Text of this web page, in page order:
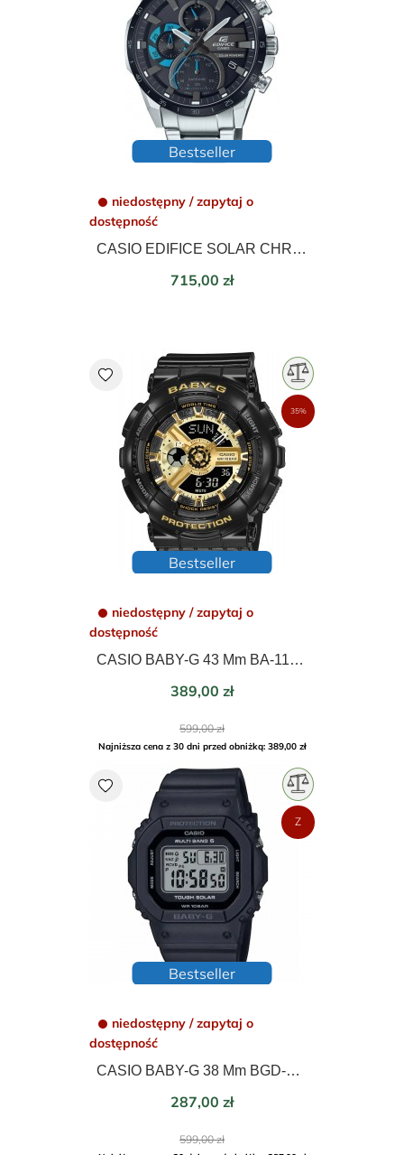
Bestseller
niedostępny / zapytaj o
dostępność
CASIO EDIFICE SOLAR CHRONOGRAPH EFS-S620DB-1BVUEF
Cena
715,00 zł
Bestseller
niedostępny / zapytaj o
dostępność
CASIO BABY-G 43 Mm BA-110X-1AER
Cena
389,00 zł
Cena
podstawowa
599,00 zł
Najniższa cena z 30 dni przed obniżką: 389,00 zł
favorite
35%
Bestseller
niedostępny / zapytaj o
dostępność
CASIO BABY-G 38 Mm BGD-5650-1ER
Cena
287,00 zł
Cena
599,00 zł
favorite
Z